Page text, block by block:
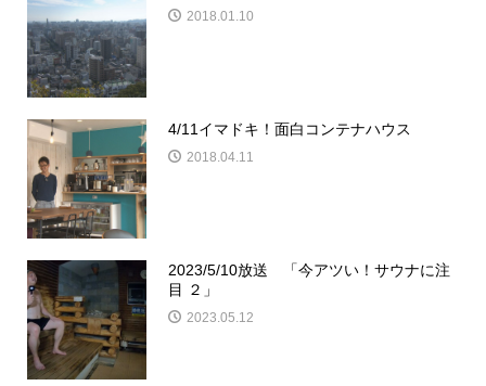
2018.01.10
4/11イマドキ！面白コンテナハウス
2018.04.11
2023/5/10放送 「今アツい！サウナに注
目 ２」
2023.05.12